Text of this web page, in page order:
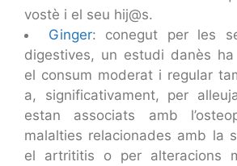
vostè i el seu hij@s.
Ginger: conegut per les
digestives, un estudi danès
el consum moderat i regular
a, significativament, per
estan associats amb
malalties relacionades amb la
el artrititis o per alteracions